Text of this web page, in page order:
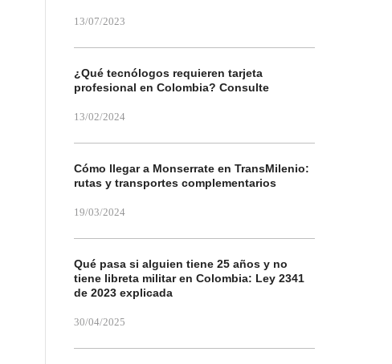
13/07/2023
¿Qué tecnólogos requieren tarjeta
profesional en Colombia? Consulte
13/02/2024
Cómo llegar a Monserrate en TransMilenio:
rutas y transportes complementarios
19/03/2024
Qué pasa si alguien tiene 25 años y no
tiene libreta militar en Colombia: Ley 2341
de 2023 explicada
30/04/2025